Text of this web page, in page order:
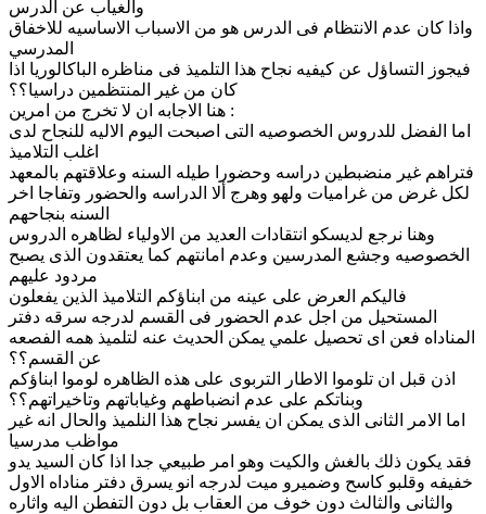
والغياب عن الدرس
واذا كان عدم الانتظام فى الدرس هو من الاسباب الاساسيه للاخفاق
المدرسي
فيجوز التساؤل عن كيفيه نجاح هذا التلميذ فى مناظره الباكالوريا اذا
كان من غير المنتظمين دراسيا؟؟
هنا الاجابه ان لا تخرج من امرين :
اما الفضل للدروس الخصوصيه التى اصبحت اليوم الاليه للنجاح لدى
اغلب التلاميذ
فتراهم غير منضبطين دراسه وحضورا طيله السنه وعلاقتهم بالمعهد
لكل غرض من غراميات ولهو وهرج ألا الدراسه والحضور وتفاجا اخر
السنه بنجاحهم
وهنا نرجع لديسكو انتقادات العديد من الاولياء لظاهره الدروس
الخصوصيه وجشع المدرسين وعدم امانتهم كما يعتقدون الذى يصبح
مردود عليهم
فاليكم العرض على عينه من ابناؤكم التلاميذ الذين يفعلون
المستحيل من اجل عدم الحضور فى القسم لدرجه سرقه دفتر
المناداه فعن اى تحصيل علمي يمكن الحديث عنه لتلميذ همه الفصعه
عن القسم؟؟
اذن قبل ان تلوموا الاطار التربوى على هذه الظاهره لوموا ابناؤكم
وبناتكم على عدم انضباطهم وغياباتهم وتاخيراتهم؟؟
اما الامر الثانى الذى يمكن ان يفسر نجاح هذا النلميذ والحال انه غير
مواظب مدرسيا
فقد يكون ذلك بالغش والكيت وهو امر طبيعي جدا اذا كان السيد يدو
خفيفه وقلبو كاسح وضميرو ميت لدرجه انو يسرق دفتر مناداه الاول
والثانى والثالث دون خوف من العقاب بل دون التفطن اليه واثاره